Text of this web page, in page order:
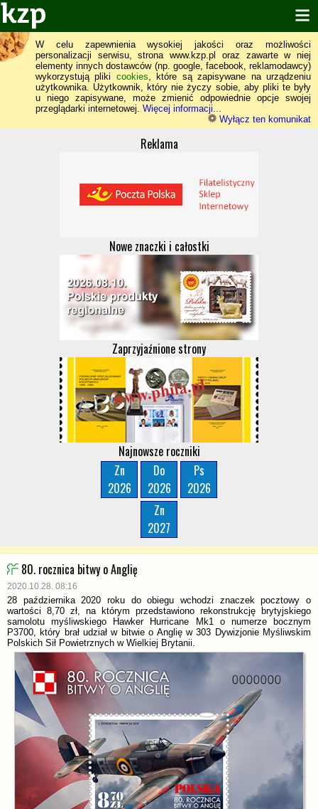
W celu zapewnienia wysokiej jakości oraz możliwości
personalizacji serwisu, strona www.kzp.pl oraz zawarte w niej
elementy innych dostawców (np. google, facebook, reklamodawcy)
wykorzystują pliki cookies, które są zapisywane na urządzeniu
użytkownika. Użytkownik, który nie życzy sobie, aby pliki te były
u niego zapisywane, może zmienić odpowiednie opcje swojej
przeglądarki internetowej. Więcej informacji...
Wyłącz ten komunikat
Reklama
Nowe znaczki i całostki
Zaprzyjaźnione strony
Najnowsze roczniki
Zn
2026
Do
2026
Ps
2026
Zn
2027
80. rocznica bitwy o Anglię
2020.10.28. 08:16
28 października 2020 roku do obiegu wchodzi znaczek pocztowy o
wartości 8,70 zł, na którym przedstawiono rekonstrukcję brytyjskiego
samolotu myśliwskiego Hawker Hurricane Mk1 o numerze bocznym
P3700, który brał udział w bitwie o Anglię w 303 Dywizjonie Myśliwskim
Polskich Sił Powietrznych w Wielkiej Brytanii.